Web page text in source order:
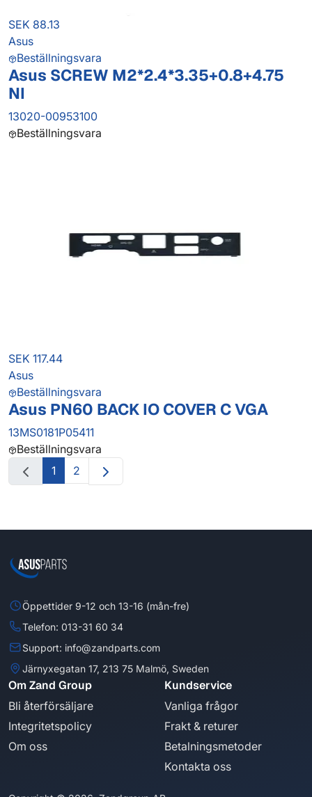
SEK 88.13
Asus
Beställningsvara
Asus SCREW M2*2.4*3.35+0.8+4.75
NI
13020-00953100
Beställningsvara
SEK 117.44
Asus
Beställningsvara
Asus PN60 BACK IO COVER C VGA
13MS0181P05411
Beställningsvara
1
2
Öppettider 9-12 och 13-16 (mån-fre)
Telefon: 013-31 60 34
Support: info@zandparts.com
Järnyxegatan 17, 213 75 Malmö, Sweden
Om Zand Group
Bli återförsäljare
Integritetspolicy
Om oss
Kundservice
Vanliga frågor
Frakt & returer
Betalningsmetoder
Kontakta oss